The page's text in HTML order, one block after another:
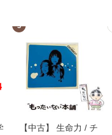
3
【中古】 生命力 / チ